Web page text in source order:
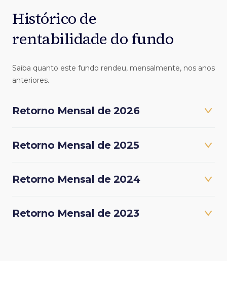
Histórico de
rentabilidade do fundo
Saiba quanto este fundo rendeu, mensalmente, nos anos
anteriores.
Retorno Mensal de 2026
Retorno Mensal de 2025
Retorno Mensal de 2024
Retorno Mensal de 2023